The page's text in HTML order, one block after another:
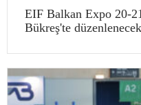
EIF Balkan Expo 20-
Bükreş'te düzenlenecek